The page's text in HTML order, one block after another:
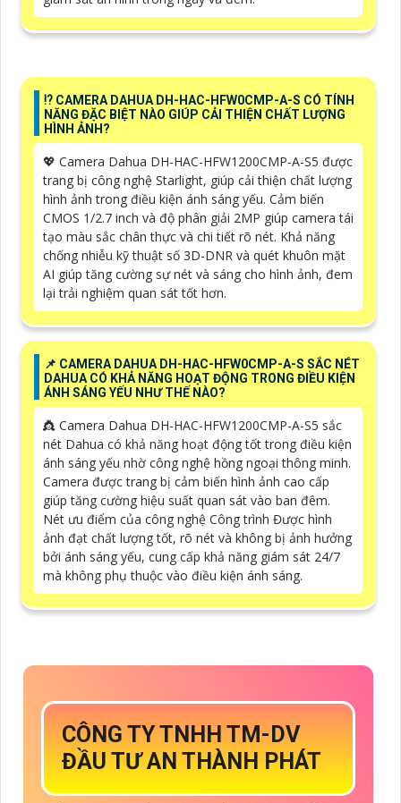
⁉️ CAMERA DAHUA DH-HAC-HFW0CMP-A-S CÓ TÍNH
NĂNG ĐẶC BIỆT NÀO GIÚP CẢI THIỆN CHẤT LƯỢNG
HÌNH ẢNH?
💖 Camera Dahua DH-HAC-HFW1200CMP-A-S5 được
trang bị công nghệ Starlight, giúp cải thiện chất lượng
hình ảnh trong điều kiện ánh sáng yếu. Cảm biến
CMOS 1/2.7 inch và độ phân giải 2MP giúp camera tái
tạo màu sắc chân thực và chi tiết rõ nét. Khả năng
chống nhiễu kỹ thuật số 3D-DNR và quét khuôn mặt
AI giúp tăng cường sự nét và sáng cho hình ảnh, đem
lại trải nghiệm quan sát tốt hơn.
📌 CAMERA DAHUA DH-HAC-HFW0CMP-A-S SẮC NÉT
DAHUA CÓ KHẢ NĂNG HOẠT ĐỘNG TRONG ĐIỀU KIỆN
ÁNH SÁNG YẾU NHƯ THẾ NÀO?
👸 Camera Dahua DH-HAC-HFW1200CMP-A-S5 sắc
nét Dahua có khả năng hoạt động tốt trong điều kiện
ánh sáng yếu nhờ công nghệ hồng ngoại thông minh.
Camera được trang bị cảm biến hình ảnh cao cấp
giúp tăng cường hiệu suất quan sát vào ban đêm.
Nét ưu điểm của công nghệ Công trình Được hình
ảnh đạt chất lượng tốt, rõ nét và không bị ảnh hưởng
bởi ánh sáng yếu, cung cấp khả năng giám sát 24/7
mà không phụ thuộc vào điều kiện ánh sáng.
CÔNG TY TNHH TM-DV
ĐẦU TƯ AN THÀNH PHÁT